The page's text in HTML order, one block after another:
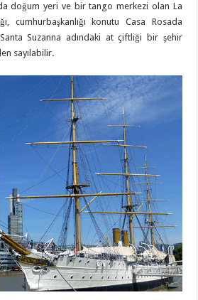
doğum yeri ve bir tango merkezi olan La
cumhurbaşkanlığı konutu Casa Rosada
Suzanna adındaki at çiftliği bir şehir
sayılabilir.